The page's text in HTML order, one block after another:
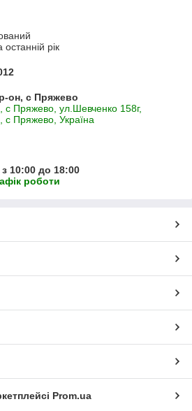
останній рік
он, с Пряжево
Пряжево, ул.Шевченко 158г,
Пряжево, Україна
10:00 до 18:00
роботи
Prom.ua